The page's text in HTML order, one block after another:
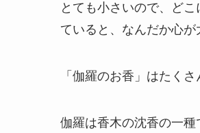
とても小さいので、ど
ていると、なんだか心が
「伽羅のお香」はたく
伽羅は香木の沈香の一種